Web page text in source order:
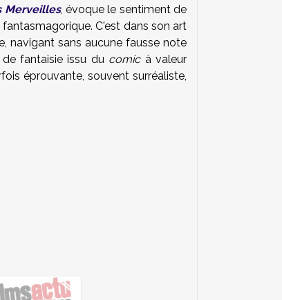
Merveilles, évoque le sentiment de
C'est dans son art
navigant sans aucune fausse note
fantaisie issu du comicà valeur
éprouvante, souvent surréaliste,